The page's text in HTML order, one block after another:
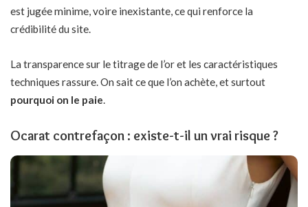
est jugée minime, voire inexistante, ce qui renforce la
crédibilité du site.
La transparence sur le titrage de l’or et les caractéristiques
techniques rassure. On sait ce que l’on achète, et surtout
pourquoi on le paie.
Ocarat contrefaçon : existe-t-il un vrai risque ?